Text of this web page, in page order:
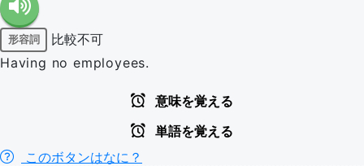
形容詞
比較不可
Having no employees.
意味を覚える
単語を覚える
このボタンはなに？